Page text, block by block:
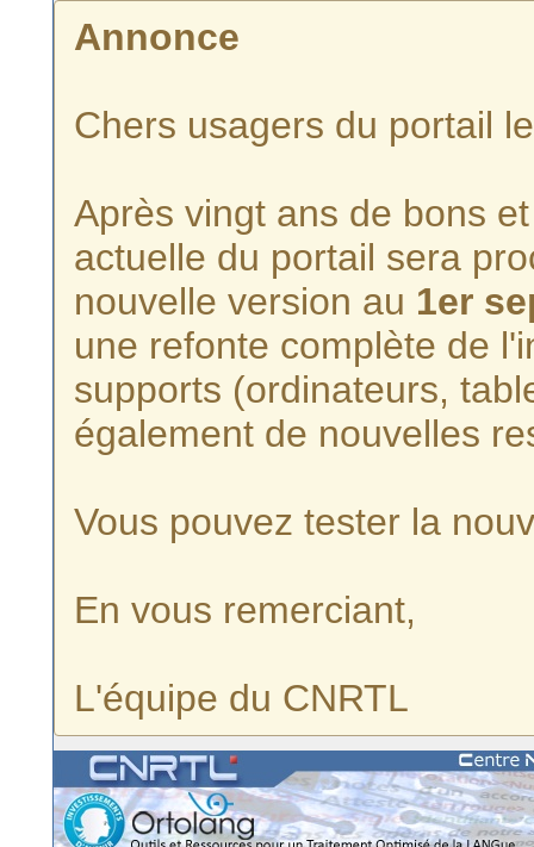
Annonce
Chers usagers du portail
Après vingt ans de bons
actuelle du portail sera
nouvelle version au 1er
une refonte complète de
supports (ordinateurs,
également de nouvelles
Vous pouvez tester la
En vous remerciant,
L'équipe du CNRTL